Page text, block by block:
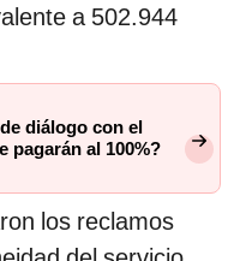
a 502.944
diálogo con el
pagarán al 100%?
los reclamos